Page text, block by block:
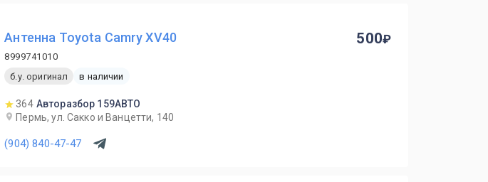
Антенна Toyota Camry XV40
8999741010
б.у. оригинал
в наличии
364 Авторазбор 159АВТО
Пермь, ул. Сакко и Ванцетти, 140
(904) 840-47-47
500